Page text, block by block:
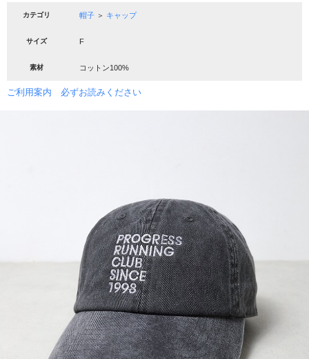
カテゴリ 帽子 ＞ キャップ
サイズ F
素材 コットン100%
ご利用案内 必ずお読みください